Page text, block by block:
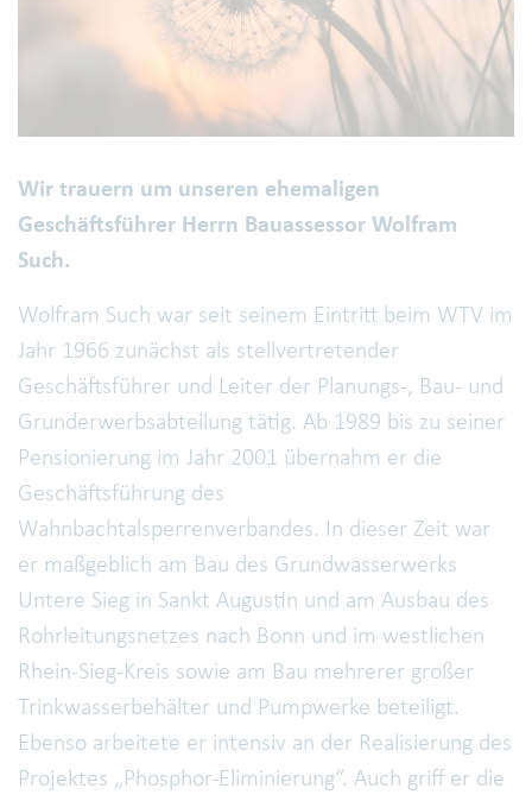
Wir trauern um unseren ehemaligen
Geschäftsführer Herrn Bauassessor Wolfram
Such.
Wolfram Such war seit seinem Eintritt beim WTV im
Jahr 1966 zunächst als stellvertretender
Geschäftsführer und Leiter der Planungs-, Bau- und
Grunderwerbsabteilung tätig. Ab 1989 bis zu seiner
Pensionierung im Jahr 2001 übernahm er die
Geschäftsführung des
Wahnbachtalsperrenverbandes. In dieser Zeit war
er maßgeblich am Bau des Grundwasserwerks
Untere Sieg in Sankt Augustin und am Ausbau des
Rohrleitungsnetzes nach Bonn und im westlichen
Rhein-Sieg-Kreis sowie am Bau mehrerer großer
Trinkwasserbehälter und Pumpwerke beteiligt.
Ebenso arbeitete er intensiv an der Realisierung des
Projektes „Phosphor-Eliminierung“. Auch griff er die